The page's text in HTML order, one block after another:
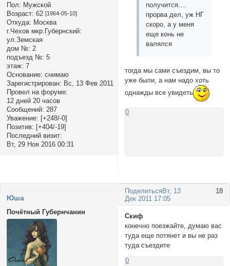
Пол: Мужской
Возраст: 62 [1964-05-10]
Откуда: Москва
г.Чехов мкр.Губернский:
ул.Земская
дом №: 2
подъезд №: 5
этаж: 7
Основание: снимаю
Зарегистрирован: Вс, 13 Фев 2011
Провел на форуме:
12 дней 20 часов
Сообщений: 287
Уважение: [+248/-0]
Позитив: [+404/-19]
Последний визит:
Вт, 29 Ноя 2016 00:31
получится....
прорва дел, уж НГ
скоро, а у меня
еще конь не
валялся
тогда мы сами съездим, вы то
уже были, а нам надо хоть
однажды все увидеть
0
Поделиться 18
Вт, 13
Дек 2011 17:05
Юша
Почётный Губернчанин
Скиф
конечно поезжайте, думаю вас
туда еще потянет и вы не раз
туда съездите
0